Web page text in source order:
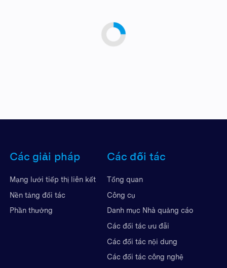
Các giải pháp
Mạng lưới tiếp thị liên kết
Nền tảng đối tác
Phần thưởng
Các đối tác
Tổng quan
Công cụ
Danh mục Nhà quảng cáo
Các đối tác ưu đãi
Các đối tác nội dung
Các đối tác công nghệ